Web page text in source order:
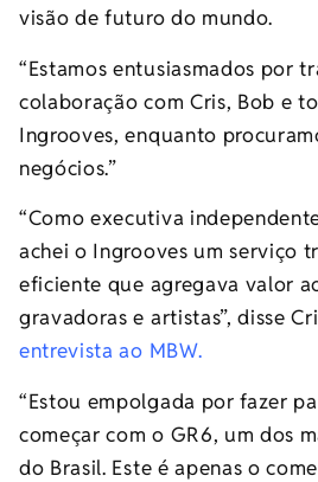
visão de futuro do mundo.
“Estamos entusiasmados por
colaboração com Cris, Bob e
Ingrooves, enquanto
negócios.”
“Como executiva
achei o Ingrooves um serviço
eficiente que agregava valor
gravadoras e artistas”, disse
entrevista ao MBW.
“Estou empolgada por fazer
começar com o GR6, um dos
do Brasil. Este é apenas o